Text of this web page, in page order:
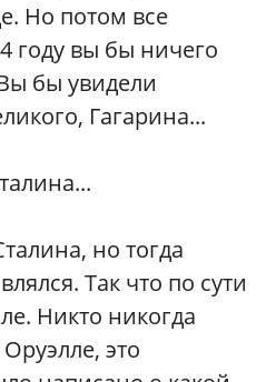
Но потом все
году вы бы ничего
бы увидели
Гагарина...
но тогда
Так что по сути
Никто никогда
это